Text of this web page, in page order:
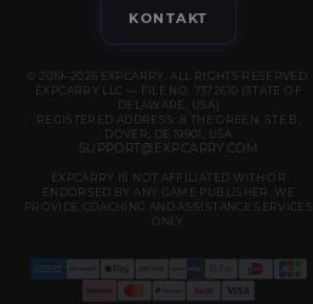
KONTAKT
© 2019–2026 EXPCARRY. ALL RIGHTS RESERVED.
EXPCARRY LLC — FILE NO. 7372610 (STATE OF
DELAWARE, USA)
REGISTERED ADDRESS: 8 THE GREEN, STE B,
DOVER, DE 19901, USA
SUPPORT@EXPCARRY.COM
EXPCARRY IS NOT AFFILIATED WITH OR
ENDORSED BY ANY GAME PUBLISHER. WE
PROVIDE COACHING AND ASSISTANCE SERVICES
ONLY.